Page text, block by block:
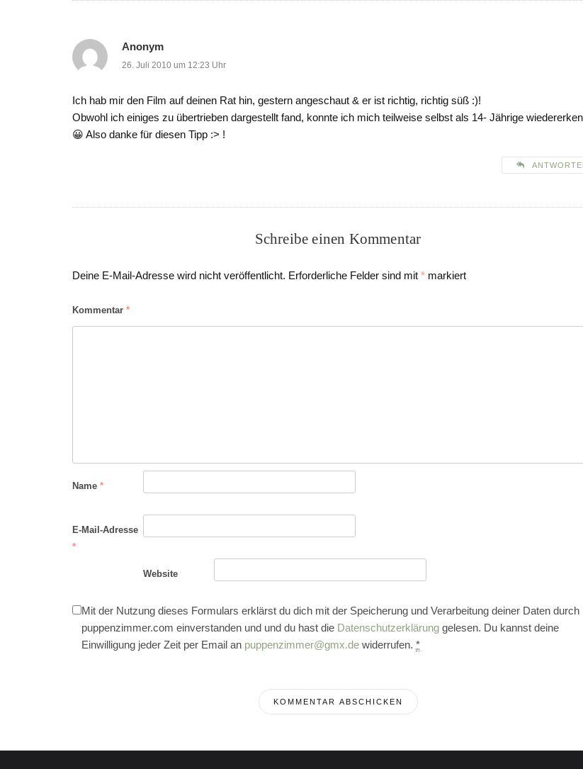
Anonym
26. Juli 2010 um 12:23 Uhr
Ich hab mir den Film auf deinen Rat hin, gestern angeschaut & er ist richtig, richtig süß :)!
Obwohl ich einiges zu übertrieben dargestellt fand, konnte ich mich teilweise selbst als 14- Jährige
😀 Also danke für diesen Tipp :> !
Schreibe einen Kommentar
Deine E-Mail-Adresse wird nicht veröffentlicht. Erforderliche Felder sind mit * markiert
Kommentar *
Name *
E-Mail-Adresse
*
Website
Mit der Nutzung dieses Formulars erklärst du dich mit der Speicherung und Verarbeitung deiner Daten durch
puppenzimmer.com einverstanden und und du hast die Datenschutzerklärung gelesen. Du kannst deine
Einwilligung jeder Zeit per Email an puppenzimmer@gmx.de widerrufen. *